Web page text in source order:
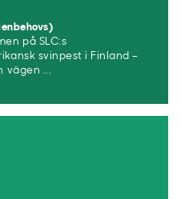
på SLC:s
svinpest i Finland –
vägen ...